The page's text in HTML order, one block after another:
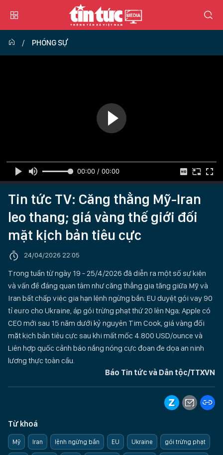
PHÓNG SỰ
00:00 / 00:00
Tin tức TV: Căng thẳng Mỹ-Iran
leo thang; giá vàng thế giới đối
mặt kịch bản tiêu cực
24/04/2026 22:05
Trong tuần từ ngày 19 - 25/4/2026 đã diễn ra một số sự kiện
và vấn đề đáng quan tâm như căng thẳng gia tăng giữa Mỹ và
Iran bất chấp việc gia hạn lệnh ngừng bắn; EU duyệt gói vay 90
tỉ euro cho Ukraine, áp gói trừng phạt thứ 20 lên Nga; Apple có
CEO mới sau 15 năm dưới kỷ nguyên Tim Cook, giá vàng đối
mặt kịch bản tiêu cực sau khi mất mốc 4.800 USD/ounce và
Liên hợp quốc cảnh báo nắng nóng cực đoan đe dọa an ninh
lương thực toàn cầu.
Báo Tin tức và Dân tộc/TTXVN
Từ khoá
Mỹ Iran lệnh ngừng bắn EU Ukraine gói trừng phạt